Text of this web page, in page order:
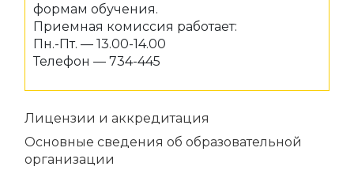
формам обучения.
Приемная комиссия работает:
Пн.-Пт. — 13.00-14.00
Телефон — 734-445
Лицензии и аккредитация
Основные сведения об образовательной
организации